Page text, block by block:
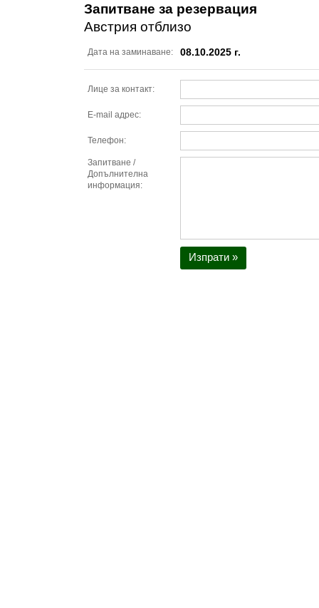
Запитване за резервация
Австрия отблизо
Дата на заминаване: 08.10.2025 г.
Лице за контакт:
E-mail адрес:
Телефон:
Запитване /
Допълнителна
информация:
Изпрати »